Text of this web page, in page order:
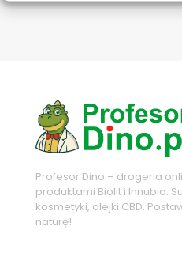
Profesor Dino – drogeria
produktami Biolit i Innubio.
kosmetyki, olejki CBD.
naturę!